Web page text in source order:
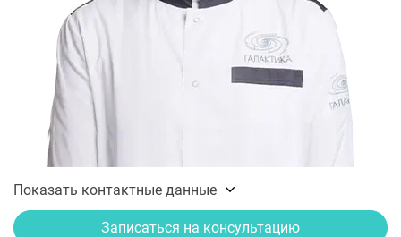
Показать контактные данные
Записаться на консультацию